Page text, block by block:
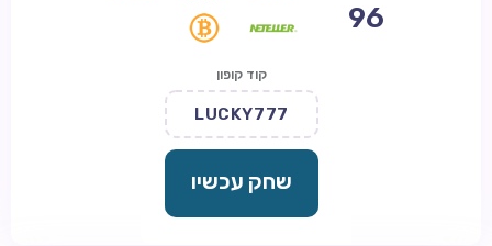
96
קוד קופון
LUCKY777
שחק עכשיו